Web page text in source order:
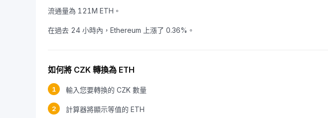
流通量為 121M ETH。
在過去 24 小時內，Ethereum 上漲了 0.36%。
如何將 CZK 轉換為 ETH
1 輸入您要轉換的 CZK 數量
2 計算器將顯示等值的 ETH